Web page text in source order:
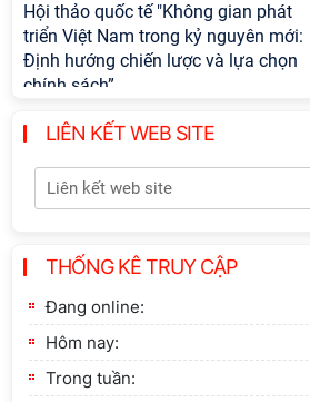
Hội thảo quốc tế "Không gian phát
triển Việt Nam trong kỷ nguyên mới:
Định hướng chiến lược và lựa chọn
chính sách”
Khai quật công trường khai thác đá
Tôn
sinh đào tạo trình độ tiến sĩ đợt 1
LIÊN KẾT WEB SITE
THỐNG KÊ TRUY CẬP
Đang online:
Hôm nay:
Trong tuần: